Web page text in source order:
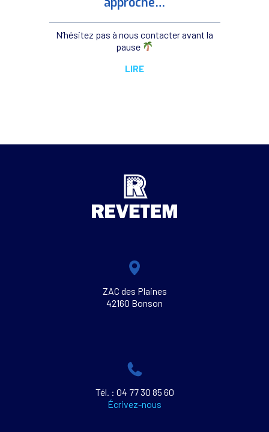
N’hésitez pas à nous contacter avant la
pause
LIRE
ZAC des Plaines
42160 Bonson
Tél. : 04 77 30 85 60
Écrivez-nous